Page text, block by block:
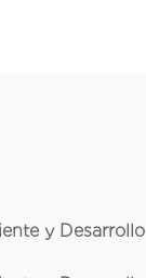
y Desarrollo